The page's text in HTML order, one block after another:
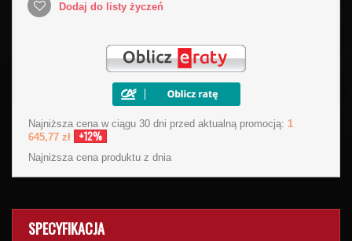
Dodaj do listy życzeń
Najniższa cena w ciągu 30 dni przed aktualną promocją: 1
645,77 zł
+12%
Najniższa cena produktu z dnia
SPECYFIKACJA